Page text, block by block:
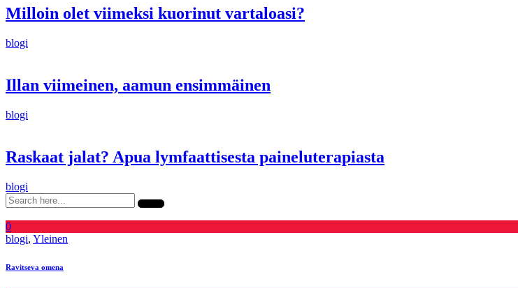
Milloin olet viimeksi kuorinut vartaloasi?
blogi
Illan viimeinen, aamun ensimmäinen
blogi
Raskaat jalat? Apua lymfaattisesta paineluterapiasta
blogi
0
blogi, Yleinen
Ravitseva omena